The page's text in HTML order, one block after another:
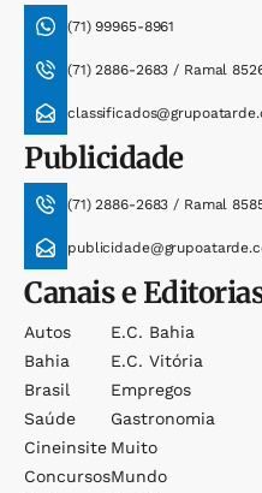
(71) 99965-8961
(71) 2886-2683 / Ramal
Publicidade
(71) 2886-2683 / Ramal
Canais e
Autos
Bahia
Brasil
Saúde
Cineinsite
Concursos
E.c. Bahia
E.c. Vitória
Empregos
Gastronomia
Muito
Mundo